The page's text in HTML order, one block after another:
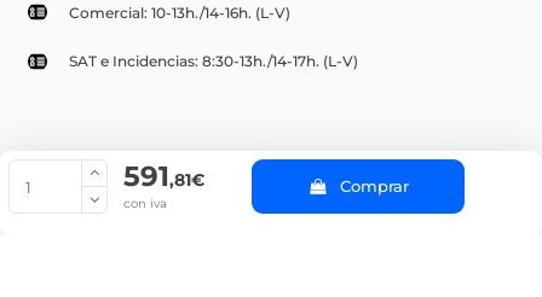
591,81€
con iva
Comprar
Comercial: 10-13h./14-16h. (L-V)
SAT e Incidencias: 8:30-13h./14-17h. (L-V)
© Copyright 2022 PepeBar.com |
Aviso legal y
Condiciones generales de compra |